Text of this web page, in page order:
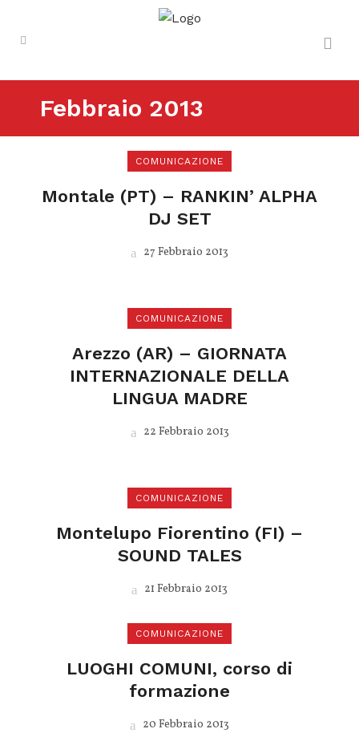
Febbraio 2013
COMUNICAZIONE
Montale (PT) – RANKIN’ ALPHA
DJ SET
27 Febbraio 2013
COMUNICAZIONE
Arezzo (AR) – GIORNATA
INTERNAZIONALE DELLA
LINGUA MADRE
22 Febbraio 2013
COMUNICAZIONE
Montelupo Fiorentino (FI) –
SOUND TALES
21 Febbraio 2013
COMUNICAZIONE
LUOGHI COMUNI, corso di
formazione
20 Febbraio 2013